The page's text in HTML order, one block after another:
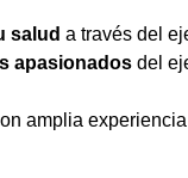
salud a través del
apasionados del
amplia